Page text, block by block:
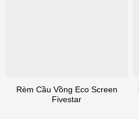
Rèm Cầu Vồng Eco Screen
Fivestar